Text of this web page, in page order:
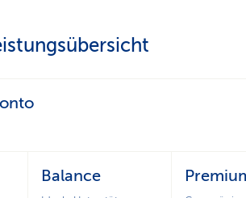
Balance